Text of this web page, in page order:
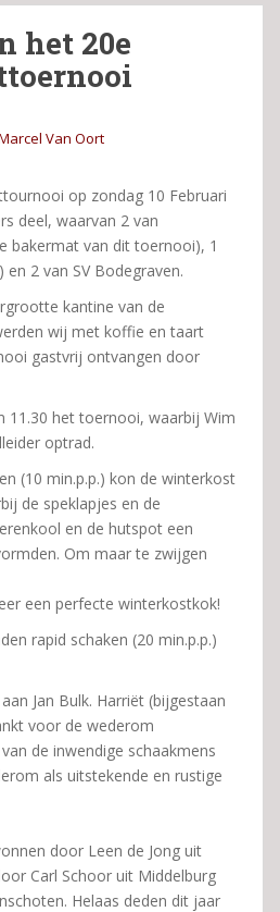
het 20e
Van Oort
op zondag 10 Februari
deel, waarvan 2 van
bakermat van dit toernooi), 1
2 van SV Bodegraven.
kantine van de
wij met koffie en taart
gastvrij ontvangen door
11.30 het toernooi, waarbij Wim
optrad.
(10 min.p.p.) kon de winterkost
de speklapjes en de
en de hutspot een
Om maar te zwijgen
een perfecte winterkostkok!
rapid schaken (20 min.p.p.)
Jan Bulk. Harriët (bijgestaan
voor de wederom
de inwendige schaakmens
als uitstekende en rustige
door Leen de Jong uit
Carl Schoor uit Middelburg
Helaas deden dit jaar